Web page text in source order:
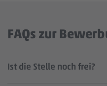
FAQs zur
Ist die Stelle noch frei?